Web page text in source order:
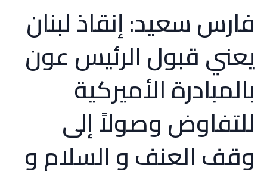
فارس سعيد: ‏إنقاذ لبنان
يعني قبول الرئيس عون
بالمبادرة الأميركية
للتفاوض وصولاً إلى
وقف العنف و السلام و